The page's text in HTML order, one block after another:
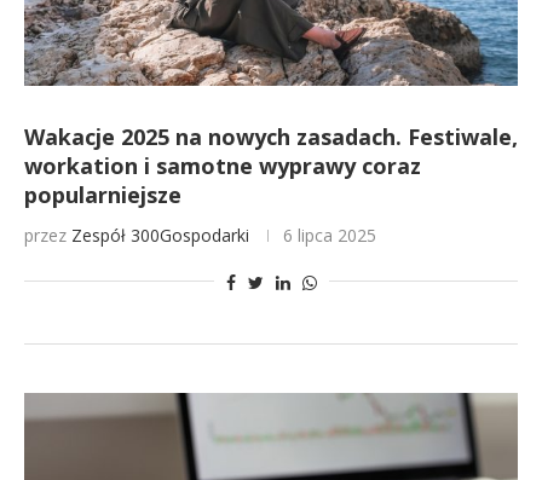
Wakacje 2025 na nowych zasadach. Festiwale,
workation i samotne wyprawy coraz
popularniejsze
przez Zespół 300Gospodarki 6 lipca 2025